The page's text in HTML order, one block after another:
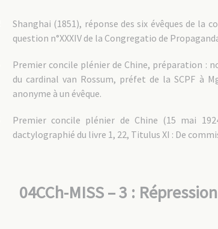
Shanghai (1851), réponse des six évêques de la
question n°XXXIV de la Congregatio de
Premier concile plénier de Chine, préparation :
du cardinal van Rossum, préfet de la SCPF à
anonyme à un évêque.
Premier concile plénier de Chine (15 mai
dactylographié du livre 1, 22, Titulus XI : De
04CCh-MISS – 3 :